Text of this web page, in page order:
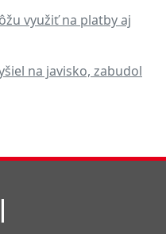
využiť na platby aj
na javisko, zabudol